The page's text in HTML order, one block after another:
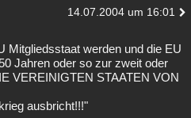
14.07.2004 um 16:01
Mitgliedsstaat werden und die EU
Jahren oder so zur zweit oder
VEREINIGTEN STAATEN VON
ausbricht!!!"